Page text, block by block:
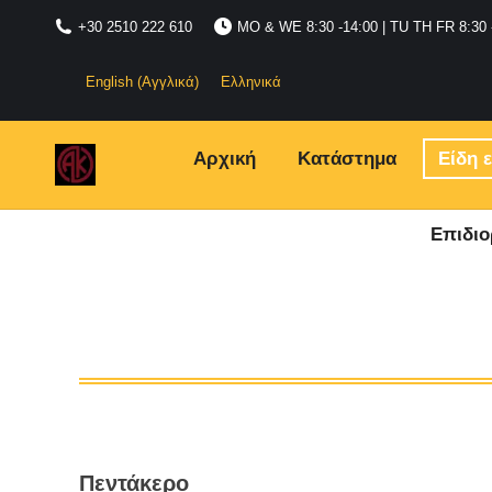
+30 2510 222 610 MO & WE 8:30 -14:00 | TU TH FR
English (Αγγλικά) Ελληνικά
Αρχική Κατάστημα Είδη
Πεντάκερο